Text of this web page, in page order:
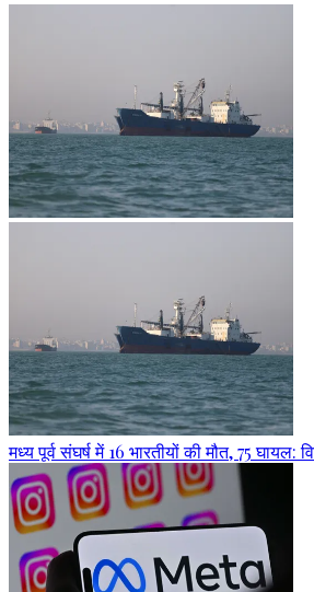
मध्य पूर्व संघर्ष में 16 भारतीयों की मौत, 75 घायल: